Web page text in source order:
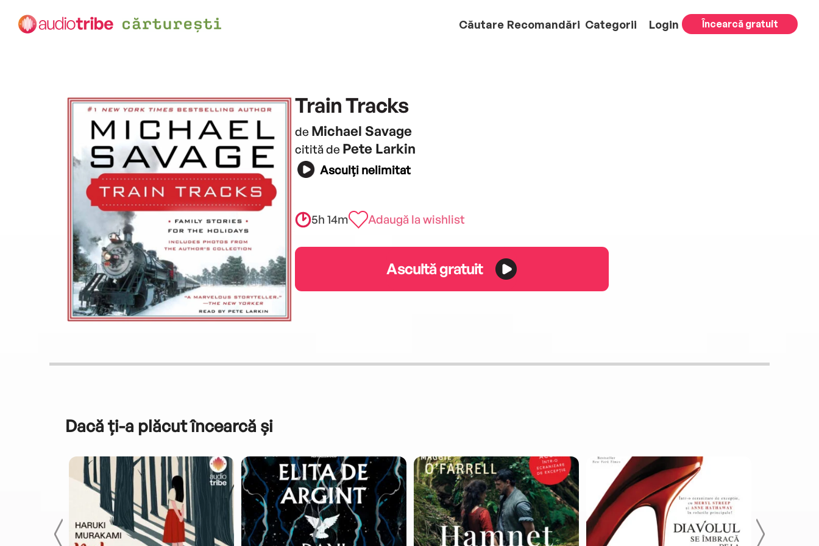
Căutare Recomandări Categorii Login Încearcă gratuit
Train Tracks
de Michael Savage
citită de Pete Larkin
Asculți nelimitat
5h 14m Adaugă la wishlist
Ascultă gratuit
Dacă ți-a plăcut încearcă și